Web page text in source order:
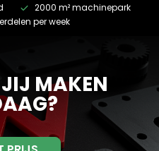
2000 m² machinepark
per week
MAKEN